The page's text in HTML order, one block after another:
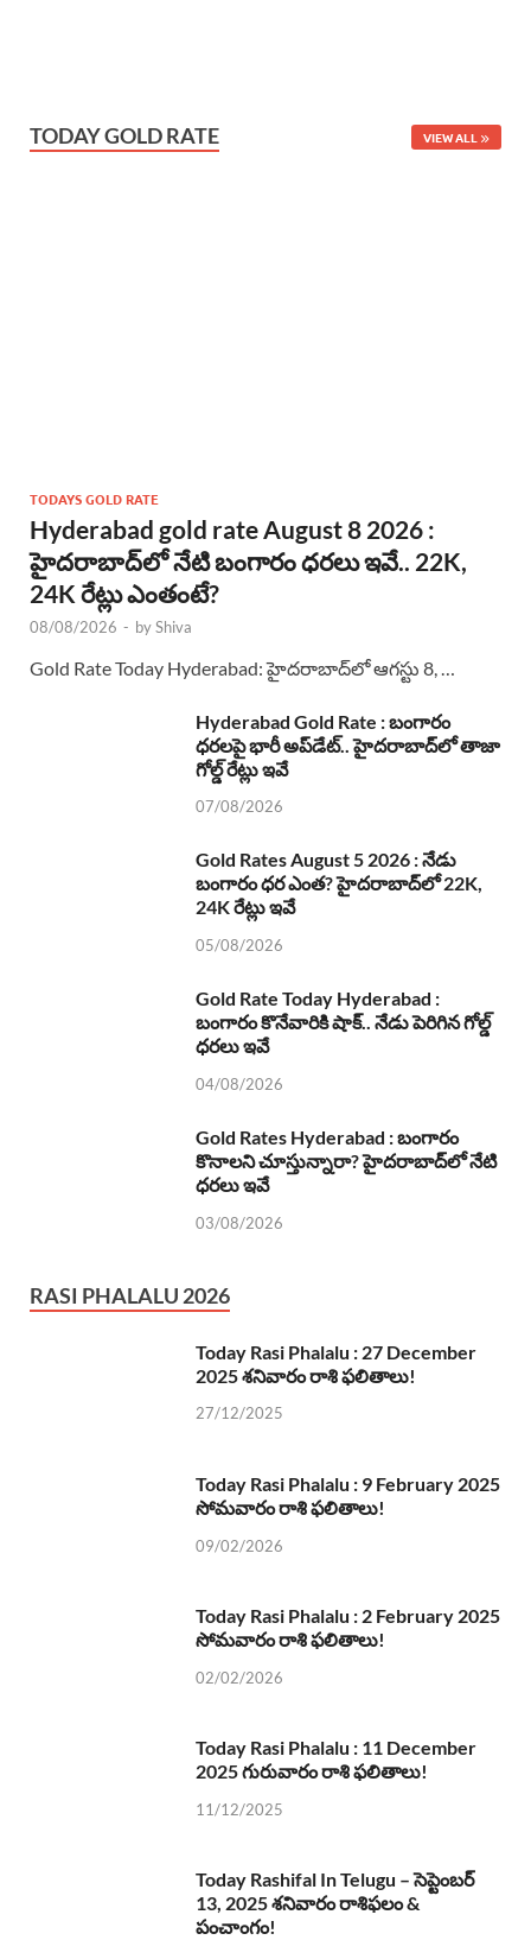
TODAY GOLD RATE VIEW ALL
TODAYS GOLD RATE
Hyderabad gold rate August 8 2026 :
హైదరాబాద్‌లో నేటి బంగారం ధరలు ఇవే.. 22K,
24K రేట్లు ఎంతంటే?
08/08/2026 - byShiva
Gold Rate Today Hyderabad: హైదరాబాద్‌లో ఆగస్టు 8, …
Hyderabad Gold Rate : బంగారం
ధరలపై భారీ అప్‌డేట్.. హైదరాబాద్‌లో తాజా
గోల్డ్ రేట్లు ఇవే
07/08/2026
Gold Rates August 5 2026 : నేడు
బంగారం ధర ఎంత? హైదరాబాద్‌లో 22K,
24K రేట్లు ఇవే
05/08/2026
Gold Rate Today Hyderabad :
బంగారం కొనేవారికి షాక్.. నేడు పెరిగిన గోల్డ్
ధరలు ఇవే
04/08/2026
Gold Rates Hyderabad : బంగారం
కొనాలని చూస్తున్నారా? హైదరాబాద్‌లో నేటి
ధరలు ఇవే
03/08/2026
RASI PHALALU 2026
Today Rasi Phalalu : 27 December
2025 శనివారం రాశి ఫలితాలు!
27/12/2025
Today Rasi Phalalu : 9 February 2025
సోమవారం రాశి ఫలితాలు!
09/02/2026
Today Rasi Phalalu : 2 February 2025
సోమవారం రాశి ఫలితాలు!
02/02/2026
Today Rasi Phalalu : 11 December
2025 గురువారం రాశి ఫలితాలు!
11/12/2025
Today Rashifal In Telugu – సెప్టెంబర్
13, 2025 శనివారం రాశిఫలం &
పంచాంగం!